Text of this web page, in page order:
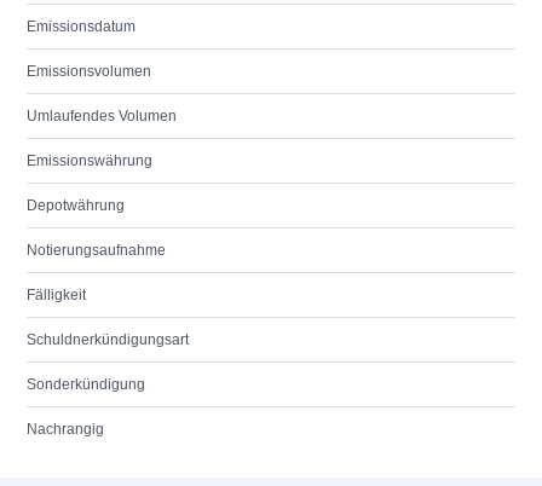
Emissionsdatum
Emissionsvolumen
Umlaufendes Volumen
Emissionswährung
Depotwährung
Notierungsaufnahme
Fälligkeit
Schuldnerkündigungsart
Sonderkündigung
Nachrangig